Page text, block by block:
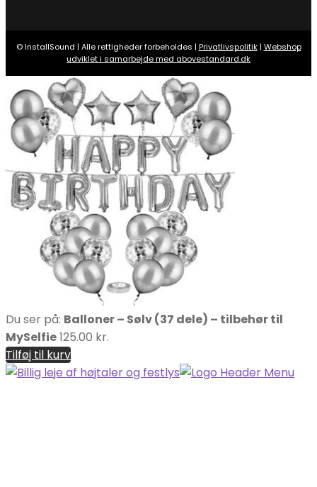
© InstallSound | Alle rettigheder forbeholdes | Privatlivspolitik| Webshop
udviklet i samarbejde med abovestandard.dk
Du ser på: Balloner – Sølv (37 dele) – tilbehør til
MySelfie125.00 kr.
Tilføj til kurv